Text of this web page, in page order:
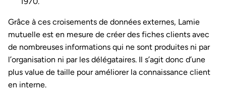
Grâce à ces croisements de données externes, Lamie
mutuelle est en mesure de créer des fiches clients avec
de nombreuses informations qui ne sont produites ni par
l’organisation ni par les délégataires. Il s’agit donc d’une
plus value de taille pour améliorer la connaissance client
en interne.